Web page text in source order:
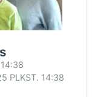
PLKST. 14:38